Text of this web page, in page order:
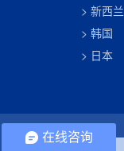
新西兰
韩国
日本
在线咨询